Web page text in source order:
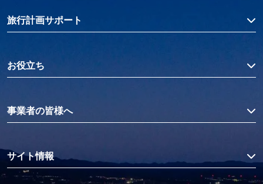
旅行計画サポート
お役立ち
事業者の皆様へ
サイト情報